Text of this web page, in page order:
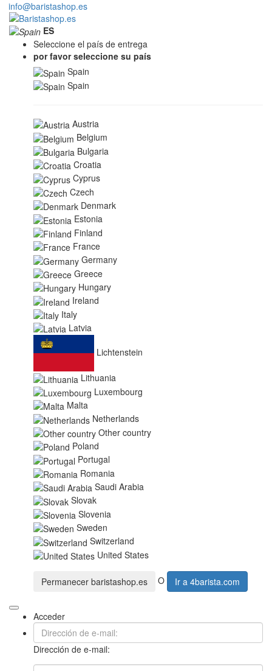
info@baristashop.es
ES
Seleccione el país de entrega
por favor seleccione su país
Spain
Spain
Austria
Belgium
Bulgaria
Croatia
Cyprus
Czech
Denmark
Estonia
Finland
France
Germany
Greece
Hungary
Ireland
Italy
Latvia
Lichtenstein
Lithuania
Luxembourg
Malta
Netherlands
Other country
Poland
Portugal
Romania
Saudi Arabia
Slovak
Slovenia
Sweden
Switzerland
United States
Permanecer baristashop.es O Ir a 4barista.com
Acceder
Dirección de e-mail: